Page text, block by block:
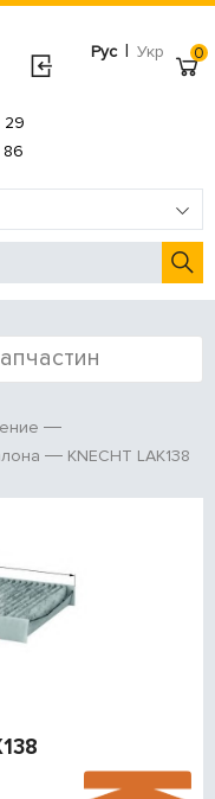
Рус | Укр
29
0
KNECHT LAK138